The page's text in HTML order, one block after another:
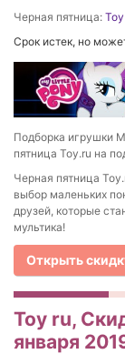
Черная пятница:
Срок истек, но
Подборка игрушки
пятница Toy.ru на
Черная пятница
выбор маленьких
друзей, которые
мультика!
Открыть
Toy ru,
января